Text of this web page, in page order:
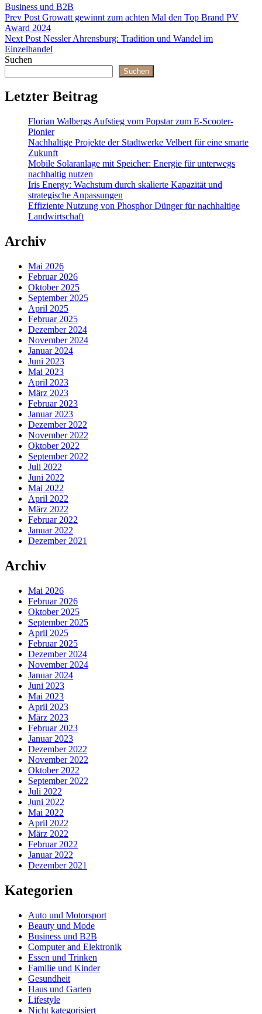
Categories
Business und B2B
Beitragsnavigation
Previous
Post
Prev Post Growatt gewinnt zum achten Mal den Top Brand PV
Award 2024
Next
Post
Next Post Nessler Ahrensburg: Tradition und Wandel im
Einzelhandel
Suchen
Suchen
Letzter Beitrag
Florian Walbergs Aufstieg vom Popstar zum E-Scooter-
Pionier
Nachhaltige Projekte der Stadtwerke Velbert für eine smarte
Zukunft
Mobile Solaranlage mit Speicher: Energie für unterwegs
nachhaltig nutzen
Iris Energy: Wachstum durch skalierte Kapazität und
strategische Anpassungen
Effiziente Nutzung von Phosphor Dünger für nachhaltige
Landwirtschaft
Archiv
Mai 2026
Februar 2026
Oktober 2025
September 2025
April 2025
Februar 2025
Dezember 2024
November 2024
Januar 2024
Juni 2023
Mai 2023
April 2023
März 2023
Februar 2023
Januar 2023
Dezember 2022
November 2022
Oktober 2022
September 2022
Juli 2022
Juni 2022
Mai 2022
April 2022
März 2022
Februar 2022
Januar 2022
Dezember 2021
Archiv
Mai 2026
Februar 2026
Oktober 2025
September 2025
April 2025
Februar 2025
Dezember 2024
November 2024
Januar 2024
Juni 2023
Mai 2023
April 2023
März 2023
Februar 2023
Januar 2023
Dezember 2022
November 2022
Oktober 2022
September 2022
Juli 2022
Juni 2022
Mai 2022
April 2022
März 2022
Februar 2022
Januar 2022
Dezember 2021
Kategorien
Auto und Motorsport
Beauty und Mode
Business und B2B
Computer and Elektronik
Essen und Trinken
Familie und Kinder
Gesundheit
Haus und Garten
Lifestyle
Nicht kategorisiert